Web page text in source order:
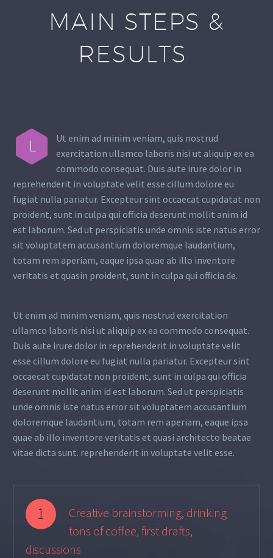
MAIN STEPS &
RESULTS
L
Ut enim ad minim veniam, quis nostrud
exercitation ullamco laboris nisi ut aliquip ex ea
commodo consequat. Duis aute irure dolor in
reprehenderit in voluptate velit esse cillum dolore eu
fugiat nulla pariatur. Excepteur sint occaecat cupidatat non
proident, sunt in culpa qui officia deserunt mollit anim id
est laborum. Sed ut perspiciatis unde omnis iste natus error
sit voluptatem accusantium doloremque laudantium,
totam rem aperiam, eaque ipsa quae ab illo inventore
veritatis et quasin proident, sunt in culpa qui officia de.
Ut enim ad minim veniam, quis nostrud exercitation
ullamco laboris nisi ut aliquip ex ea commodo consequat.
Duis aute irure dolor in reprehenderit in voluptate velit
esse cillum dolore eu fugiat nulla pariatur. Excepteur sint
occaecat cupidatat non proident, sunt in culpa qui officia
deserunt mollit anim id est laborum. Sed ut perspiciatis
unde omnis iste natus error sit voluptatem accusantium
doloremque laudantium, totam rem aperiam, eaque ipsa
quae ab illo inventore veritatis et quasi architecto beatae
vitae dicta sunt. reprehenderit in voluptate velit esse.
1
Creative brainstorming, drinking
tons of coffee, first drafts,
discussions